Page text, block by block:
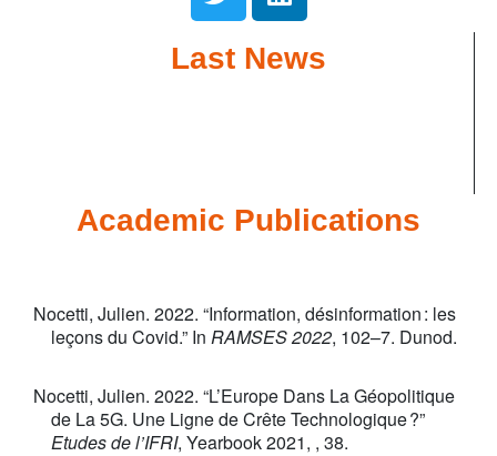
Last News
Academic Publications
Nocetti, Julien. 2022. “Information, désinformation : les
leçons du Covid.” In RAMSES 2022, 102–7. Dunod.
Nocetti, Julien. 2022. “L’Europe Dans La Géopolitique
de La 5G. Une Ligne de Crête Technologique ?”
Etudes de l’IFRI, Yearbook 2021, , 38.